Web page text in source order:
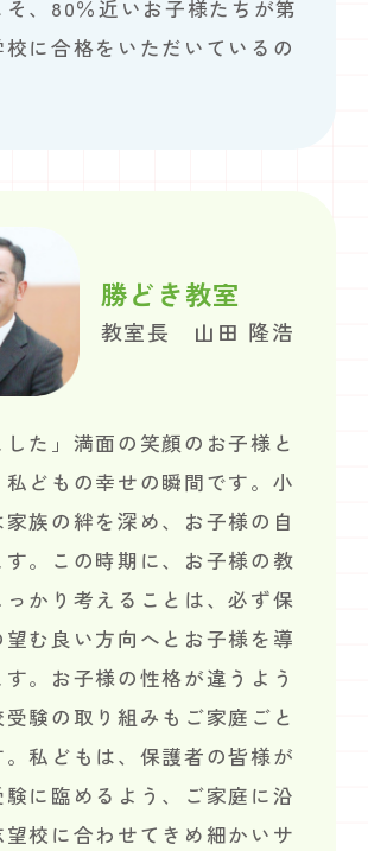
、80％近いお子様たちが第
に合格をいただいているの
勝どき教室
教室長 山田 隆浩
した」満面の笑顔のお子様と
どもの幸せの瞬間です。小
族の絆を深め、お子様の自
。この時期に、お子様の教
かり考えることは、必ず保
む良い方向へとお子様を導
。お子様の性格が違うよう
験の取り組みもご家庭ごと
。私どもは、保護者の皆様が
に臨めるよう、ご家庭に沿
望校に合わせてきめ細かいサ